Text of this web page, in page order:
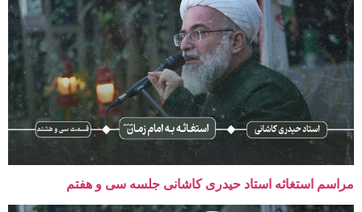
مراسم استغاثه استاد حیدری کاشانی جلسه سی و هفتم